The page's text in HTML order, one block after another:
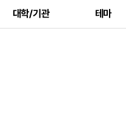
대학/기관 테마